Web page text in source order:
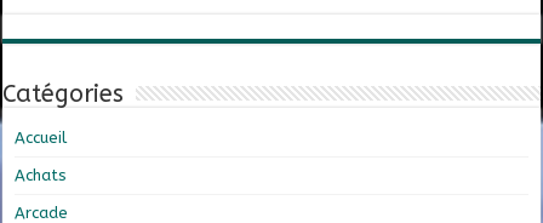
Catégories
Accueil
Achats
Arcade